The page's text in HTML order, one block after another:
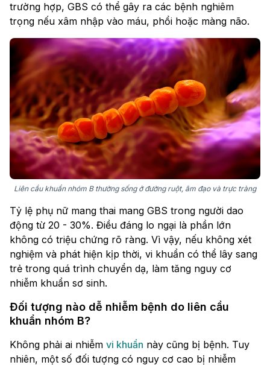
trường hợp, GBS có thể gây ra các bệnh nghiêm
trọng nếu xâm nhập vào máu, phổi hoặc màng não.
Liên cầu khuẩn nhóm B thường sống ở đường ruột, âm đạo và trực tràng
Tỷ lệ phụ nữ mang thai mang GBS trong người dao
động từ 20 - 30%. Điều đáng lo ngại là phần lớn
không có triệu chứng rõ ràng. Vì vậy, nếu không xét
nghiệm và phát hiện kịp thời, vi khuẩn có thể lây sang
trẻ trong quá trình chuyển dạ, làm tăng nguy cơ
nhiễm khuẩn sơ sinh.
Đối tượng nào dễ nhiễm bệnh do liên cầu
khuẩn nhóm B?
Không phải ai nhiễm vi khuẩn này cũng bị bệnh. Tuy
nhiên, một số đối tượng có nguy cơ cao bị nhiễm